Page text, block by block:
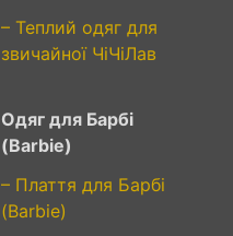
– Теплий одяг для
звичайної ЧіЧіЛав
Одяг для Барбі
(Barbie)
– Плаття для Барбі
(Barbie)